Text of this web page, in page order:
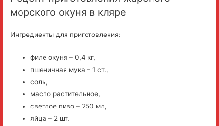
морского окуня в кляре
Ингредиенты для приготовления:
филе окуня – 0,4 кг,
пшеничная мука – 1 ст.,
соль,
масло растительное,
светлое пиво – 250 мл,
яйца – 2 шт.